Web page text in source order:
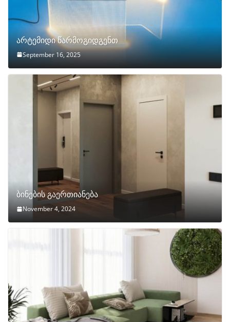
არტემიდი წარმოგიდგენთ
September 16, 2025
ბინების გაერთიანება
November 4, 2024